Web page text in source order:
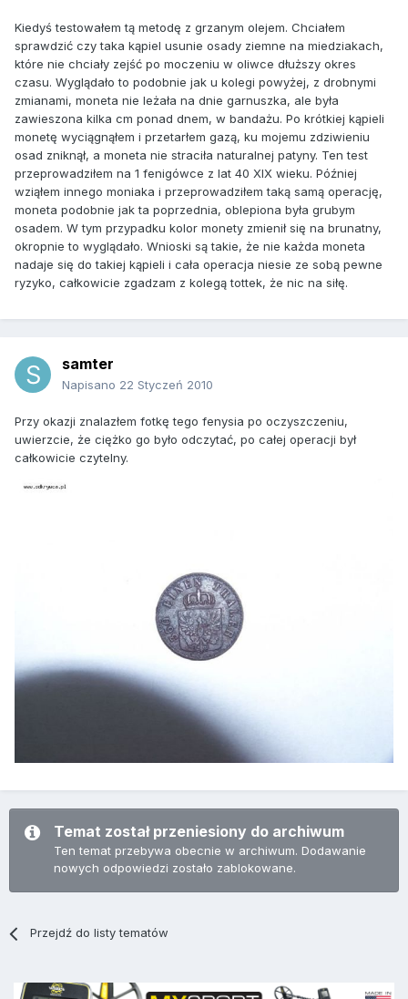
Kiedyś testowałem tą metodę z grzanym olejem. Chciałem
sprawdzić czy taka kąpiel usunie osady ziemne na miedziakach,
które nie chciały zejść po moczeniu w oliwce dłuższy okres
czasu. Wyglądało to podobnie jak u kolegi powyżej, z drobnymi
zmianami, moneta nie leżała na dnie garnuszka, ale była
zawieszona kilka cm ponad dnem, w bandażu. Po krótkiej kąpieli
monetę wyciągnąłem i przetarłem gazą, ku mojemu zdziwieniu
osad zniknął, a moneta nie straciła naturalnej patyny. Ten test
przeprowadziłem na 1 fenigówce z lat 40 XIX wieku. Później
wziąłem innego moniaka i przeprowadziłem taką samą operację,
moneta podobnie jak ta poprzednia, oblepiona była grubym
osadem. W tym przypadku kolor monety zmienił się na brunatny,
okropnie to wyglądało. Wnioski są takie, że nie każda moneta
nadaje się do takiej kąpieli i cała operacja niesie ze sobą pewne
ryzyko, całkowicie zgadzam z kolegą tottek, że nic na siłę.
samter
Napisano 22 Styczeń 2010
Przy okazji znalazłem fotkę tego fenysia po oczyszczeniu,
uwierzcie, że ciężko go było odczytać, po całej operacji był
całkowicie czytelny.
Temat został przeniesiony do archiwum
Ten temat przebywa obecnie w archiwum. Dodawanie
nowych odpowiedzi zostało zablokowane.
Przejdź do listy tematów